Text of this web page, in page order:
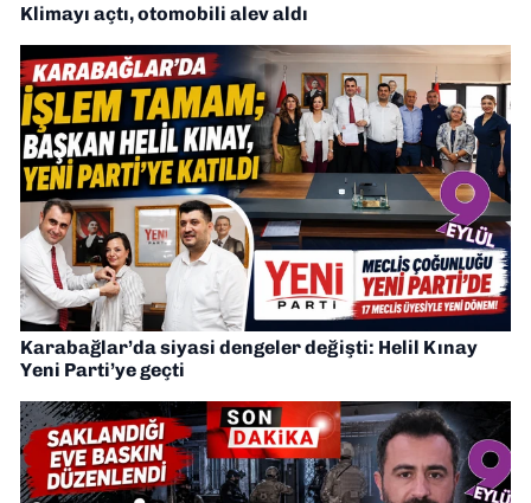
Klimayı açtı, otomobili alev aldı
Karabağlar’da siyasi dengeler değişti: Helil Kınay
Yeni Parti’ye geçti